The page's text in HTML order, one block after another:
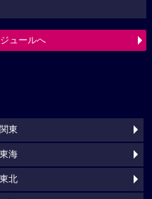
ュールへ
関東
東海
東北